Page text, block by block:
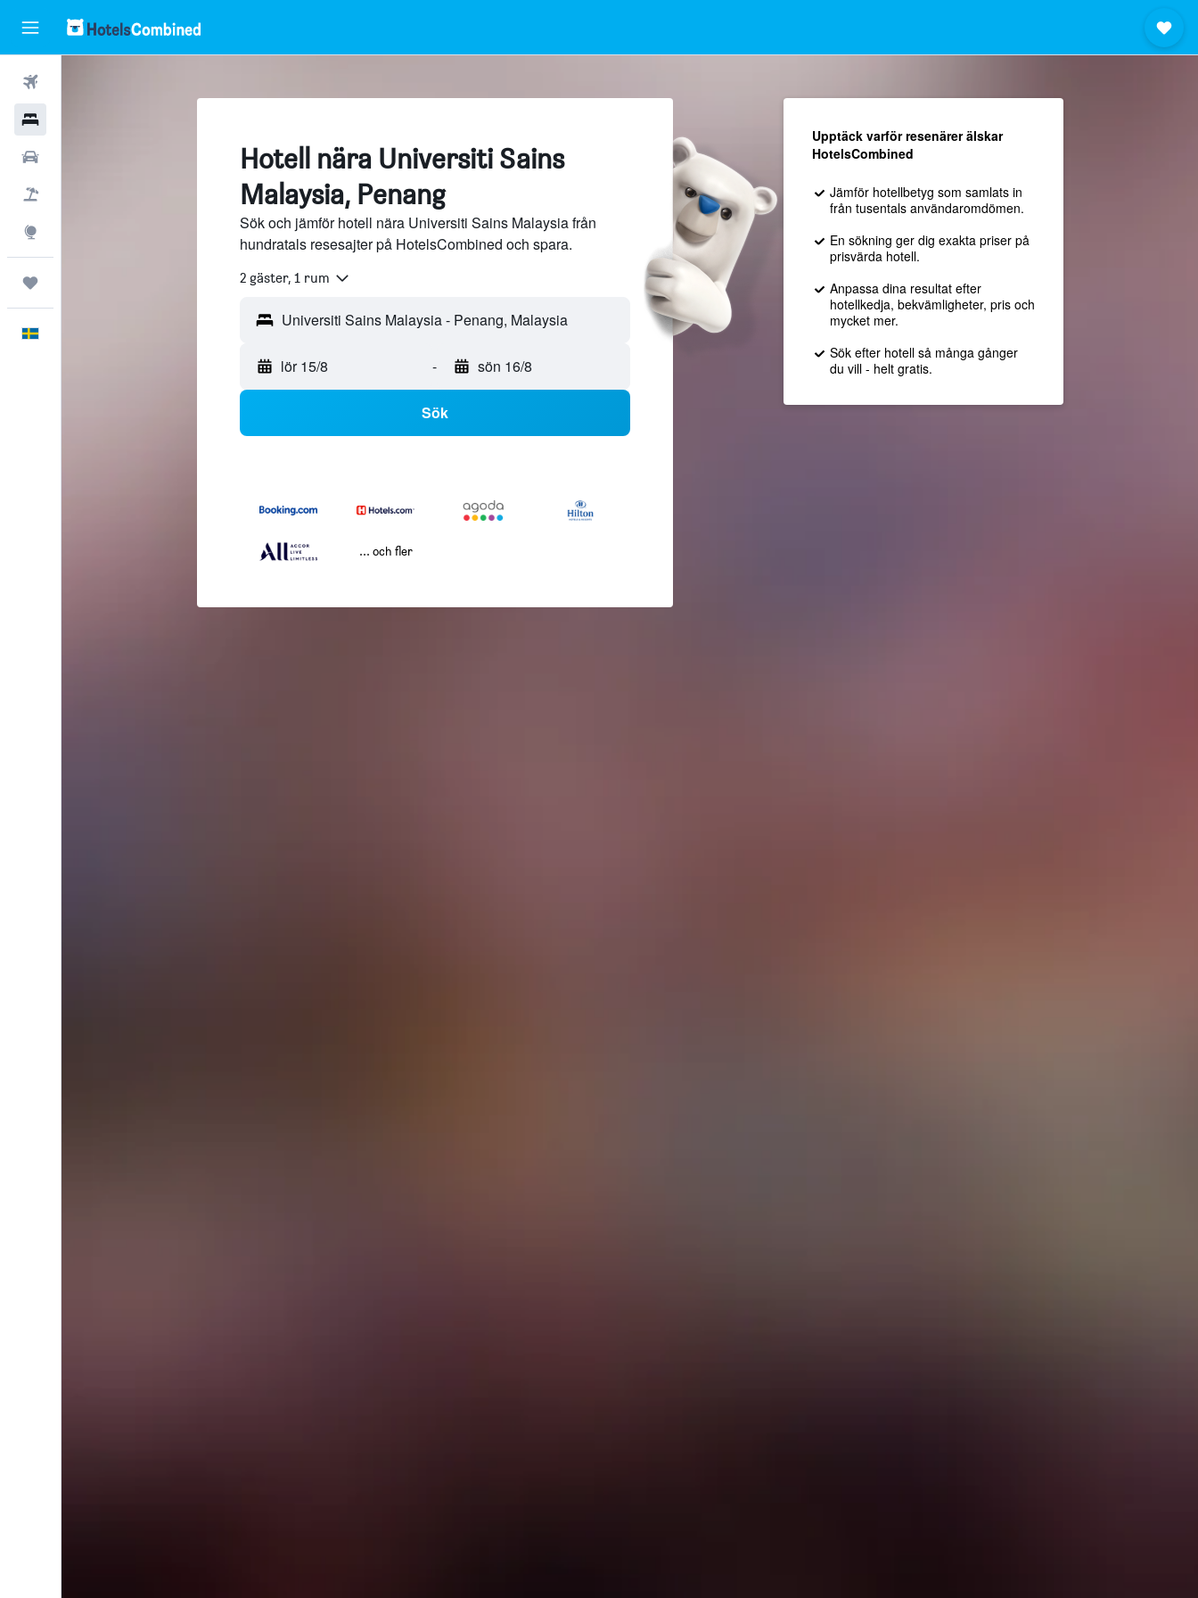
Hotell nära Universiti Sains
Malaysia, Penang
Sök och jämför hotell nära Universiti Sains Malaysia från
hundratals resesajter på HotelsCombined och spara.
2 gäster, 1 rum
lör 15/8 - sön 16/8
Sök
... och fler
Upptäck varför resenärer älskar
HotelsCombined
Jämför hotellbetyg som samlats in
från tusentals användaromdömen.
En sökning ger dig exakta priser på
prisvärda hotell.
Anpassa dina resultat efter
hotellkedja, bekvämligheter, pris och
mycket mer.
Sök efter hotell så många gånger
du vill - helt gratis.